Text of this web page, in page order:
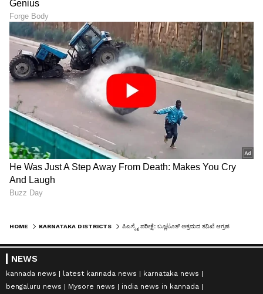
HOME KARNATAKA DISTRICTS ಪಿಎಸ್ಸೈ ಪರೀ​ಕ್ಷೆ​: ಬ್ಲೂಟೂತ್‌ ಅಕ್ರ​ಮದ ತನಿಖೆ ಆಗ್ರಹ
NEWS
kannada news latest kannada news
karnataka news
bengaluru news
Mysore news
india news in kannada